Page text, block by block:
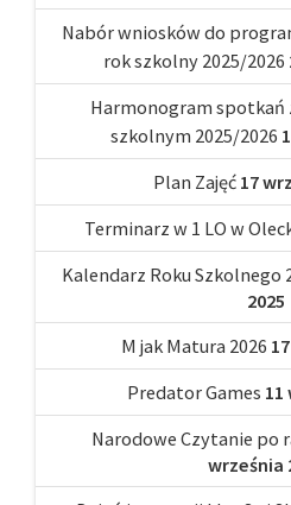
Nabór wniosków do
rok szkolny 2025/2026
Harmonogram spotkań
szkolnym 2025/2026
Plan Zajęć 17
Terminarz w 1 LO w
Kalendarz Roku Szkolnego
2025
M jak Matura 2026
Predator Games 11
Narodowe Czytanie
września